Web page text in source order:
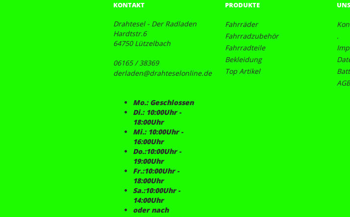
KONTAKT
Drahtesel - Der Radladen
Hardtstr.6
64750 Lützelbach
06165 / 38369
derladen@drahteselonline.de
Mo.: Geschlossen
Di.: 10:00Uhr -
18:00Uhr
Mi.: 10:00Uhr -
16:00Uhr
Do.:10:00Uhr -
19:00Uhr
Fr.:10:00Uhr -
18:00Uhr
Sa.:10:00Uhr -
14:00Uhr
oder nach
PRODUKTE
Fahrräder
Fahrradzubehör
Fahrradteile
Bekleidung
Top Artikel
.
AGB